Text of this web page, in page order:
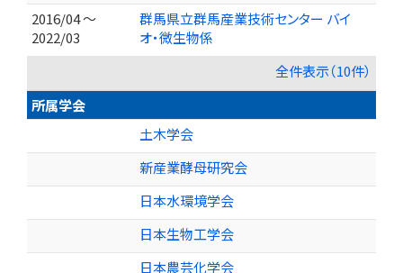
2016/04 ～
2022/03
群馬県立群馬産業技術センター バイ
オ・微生物係
全件表示（10件）
所属学会
土木学会
新産業酵母研究会
日本水環境学会
日本生物工学会
日本農芸化学会